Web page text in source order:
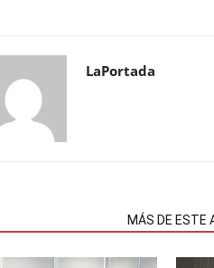
LaPortada
MÁS DE ESTE